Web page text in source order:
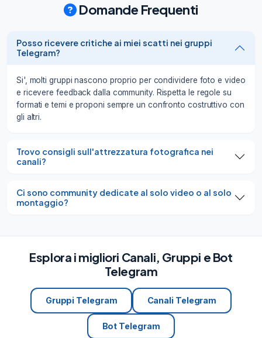
Domande Frequenti
Posso ricevere critiche ai miei scatti nei gruppi
Telegram?
Si', molti gruppi nascono proprio per condividere foto e video
e ricevere feedback dalla community. Rispetta le regole su
formati e temi e proponi sempre un confronto costruttivo con
gli altri.
Trovo consigli sull'attrezzatura fotografica nei
canali?
Ci sono community dedicate al solo video o al solo
montaggio?
Esplora i migliori Canali, Gruppi e Bot
Telegram
Gruppi Telegram Canali Telegram
Bot Telegram